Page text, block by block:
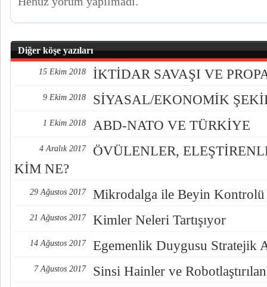
Diğer köşe yazıları
15 Ekim 2018 İKTİDAR SAVAŞI VE
9 Ekim 2018 SİYASAL/EKONOMİK
1 Ekim 2018 ABD-NATO VE TÜRKİYE
4 Aralık 2017
ÖVÜLENLER,
KİM NE?
29 Ağustos 2017 Mikrodalga ile Beyin Kontrolü
21 Ağustos 2017 Kimler Neleri Tartışıyor
14 Ağustos 2017 Egemenlik Duygusu Stratejik
7 Ağustos 2017 Sinsi Hainler ve